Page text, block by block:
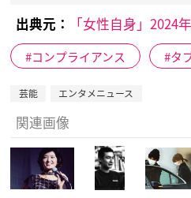
出典元： 「女性自身」2024
コンプライアンス タ
芸能 エンタメニュース
関連画像